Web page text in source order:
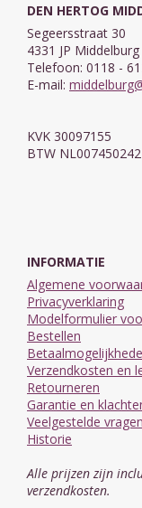
DEN HERTOG
Segeersstraat 30
4331 JP Middelburg
Telefoon: 0118 -
E-mail:
KVK 30097155
BTW
INFORMATIE
Algemene
Privacyverklaring
Modelformulier
Bestellen
Verzendkosten en
Retourneren
Garantie en
Veelgestelde vragen
Historie
Alle prijzen zijn
verzendkosten.